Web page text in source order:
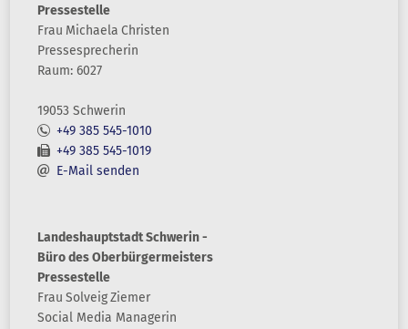
Pressestelle
Frau Michaela Christen
Pressesprecherin
Raum: 6027
19053 Schwerin
+49 385 545-1010
+49 385 545-1019
E-Mail senden
Landeshauptstadt Schwerin -
Büro des Oberbürgermeisters
Pressestelle
Frau SolveigZiemer
Social Media Managerin